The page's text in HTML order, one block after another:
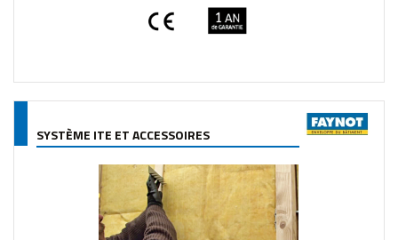
SYSTÈME ITE ET ACCESSOIRES